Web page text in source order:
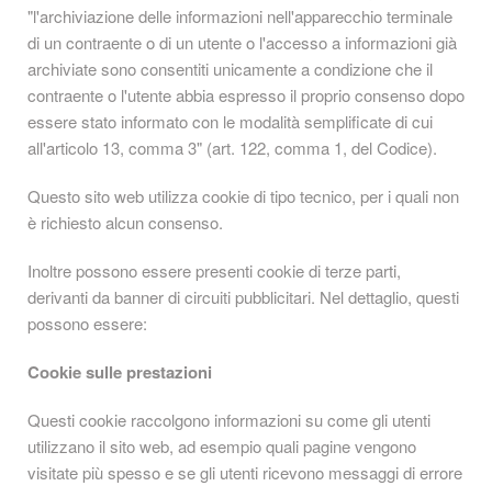
"l'archiviazione delle informazioni nell'apparecchio terminale
di un contraente o di un utente o l'accesso a informazioni già
archiviate sono consentiti unicamente a condizione che il
contraente o l'utente abbia espresso il proprio consenso dopo
essere stato informato con le modalità semplificate di cui
all'articolo 13, comma 3" (art. 122, comma 1, del Codice).
Questo sito web utilizza cookie di tipo tecnico, per i quali non
è richiesto alcun consenso.
Inoltre possono essere presenti cookie di terze parti,
derivanti da banner di circuiti pubblicitari. Nel dettaglio, questi
possono essere:
Cookie sulle prestazioni
Questi cookie raccolgono informazioni su come gli utenti
utilizzano il sito web, ad esempio quali pagine vengono
visitate più spesso e se gli utenti ricevono messaggi di errore